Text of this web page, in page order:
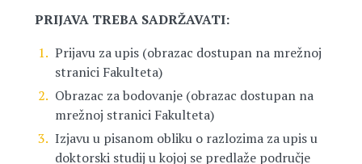
PRIJAVA TREBA SADRŽAVATI:
Prijavu za upis (obrazac dostupan na mrežnoj
stranici Fakulteta)
Obrazac za bodovanje (obrazac dostupan na
mrežnoj stranici Fakulteta)
Izjavu u pisanom obliku o razlozima za upis u
doktorski studij u kojoj se predlaže područje